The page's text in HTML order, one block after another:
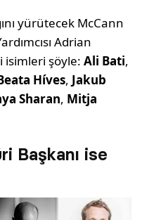
yürütecek McCann
Adrian
isimleri şöyle:Ali Bati,
Híves, Jakub
Sharan, Mitja
Başkanı ise